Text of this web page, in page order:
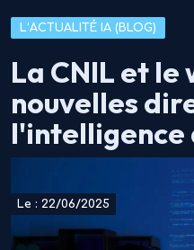
L’ACTUALITÉ IA (BLOG)
La CNIL et le
nouvelles
Le : 22/06/2025